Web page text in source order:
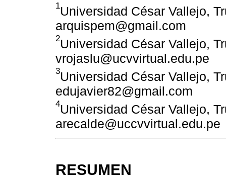
1Universidad César Vallejo,
arquispem@gmail.com
2Universidad César Vallejo,
vrojaslu@ucvvirtual.edu.pe
3Universidad César Vallejo,
edujavier82@gmail.com
4Universidad César Vallejo,
arecalde@uccvvirtual.edu.pe
RESUMEN